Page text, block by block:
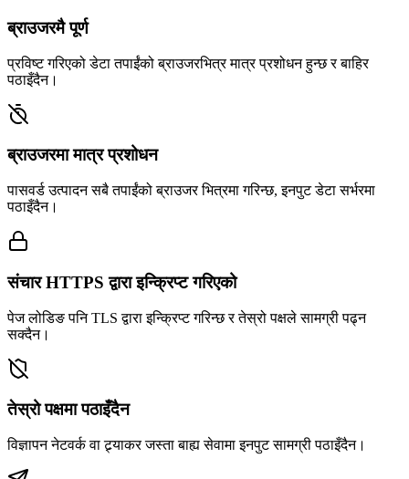
ब्राउजरमै पूर्ण
प्रविष्ट गरिएको डेटा तपाईंको ब्राउजरभित्र मात्र प्रशोधन हुन्छ र बाहिर
पठाइँदैन।
ब्राउजरमा मात्र प्रशोधन
पासवर्ड उत्पादन सबै तपाईंको ब्राउजर भित्रमा गरिन्छ, इनपुट डेटा सर्भरमा
पठाइँदैन।
संचार HTTPS द्वारा इन्क्रिप्ट गरिएको
पेज लोडिङ पनि TLS द्वारा इन्क्रिप्ट गरिन्छ र तेस्रो पक्षले सामग्री पढ्न
सक्दैन।
तेस्रो पक्षमा पठाइँदैन
विज्ञापन नेटवर्क वा ट्र्याकर जस्ता बाह्य सेवामा इनपुट सामग्री पठाइँदैन।